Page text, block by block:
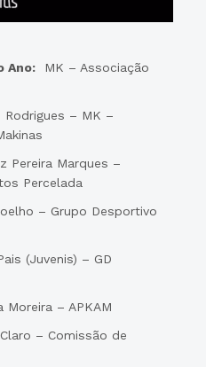
Ano: MK – Associação
Rodrigues – MK –
Pereira Marques –
Percelada
– Grupo Desportivo
(Juvenis) – GD
Moreira – APKAM
– Comissão de